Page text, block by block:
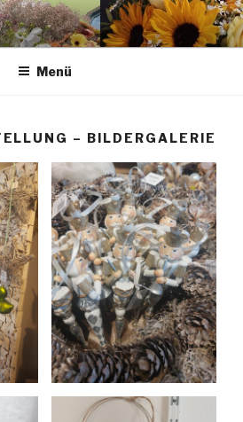
Menü
– BILDERGALERIE